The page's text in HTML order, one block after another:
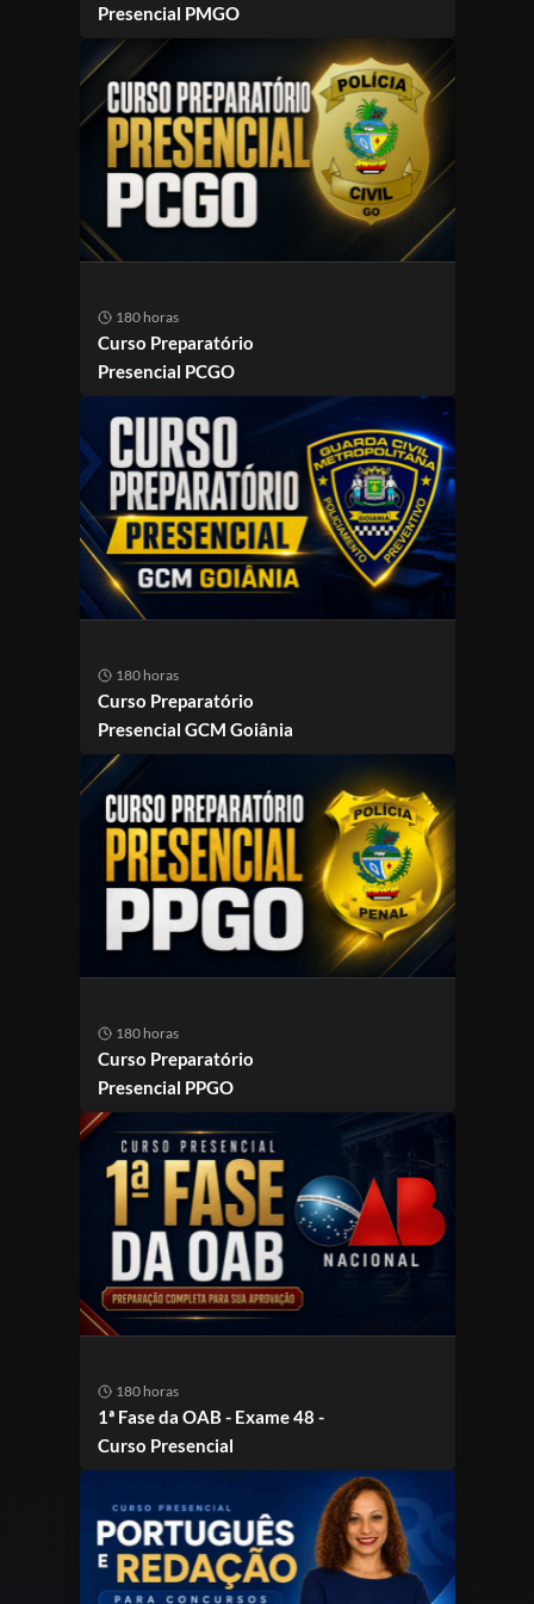
Presencial PMGO
180 horas
Curso Preparatório
Presencial PCGO
180 horas
Curso Preparatório
Presencial GCM Goiânia
180 horas
Curso Preparatório
Presencial PPGO
180 horas
1ª Fase da OAB - Exame 48 -
Curso Presencial